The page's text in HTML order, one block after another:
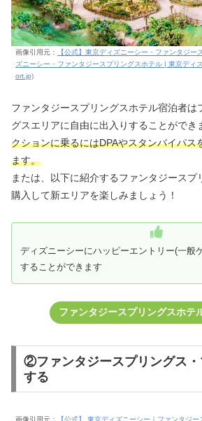
画像引用元：
【公式】東京ディズニーシー・ファンタジー
ズニーシー・ファンタジースプリングスホテル | 東京ディ
ort.jp)
ファンタジースプリングスホテル宿泊者は
グスエリアに自由に出入りすることができ
クションに乗るにはDPAやスタンバイパス
ます。
または、以下に紹介するファンタジースプ
購入して新エリアを楽しみましょう！
ディズニーシーにハッピーエントリー(一般
することができます
ファンタジースプリングスホテ
②ファンタジースプリングス・
する
画像引用元：
【公式】 東京ディズニーシー｜ファンタジ